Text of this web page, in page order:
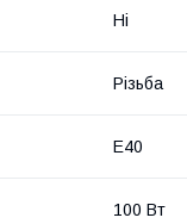
Ні
Різьба
E40
100 Вт